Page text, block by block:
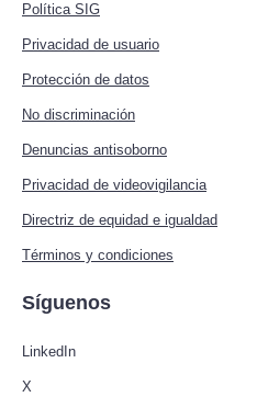
Política SIG
Privacidad de usuario
Protección de datos
No discriminación
Denuncias antisoborno
Privacidad de videovigilancia
Directriz de equidad e igualdad
Términos y condiciones
Síguenos
LinkedIn
X